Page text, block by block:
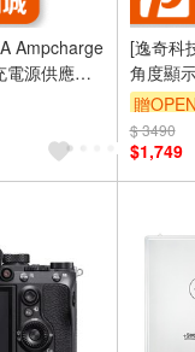
Ampcharge
電源供應器
頭
[逸奇科
角度顯
箱
贈
$ 3490
$1,749